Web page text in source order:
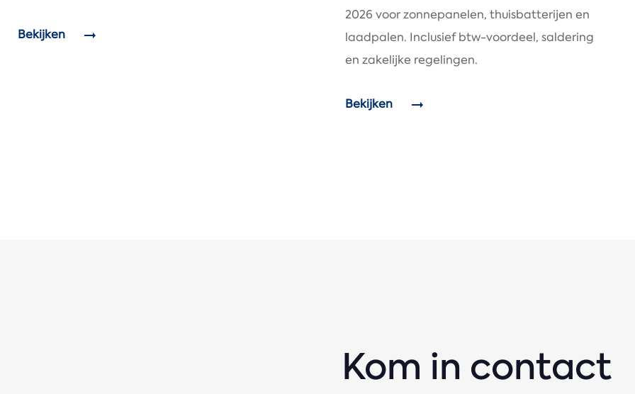
Bekijken
2026 voor zonnepanelen, thuisbatterijen en
laadpalen. Inclusief btw-voordeel, saldering
en zakelijke regelingen.
Bekijken
Kom in contact